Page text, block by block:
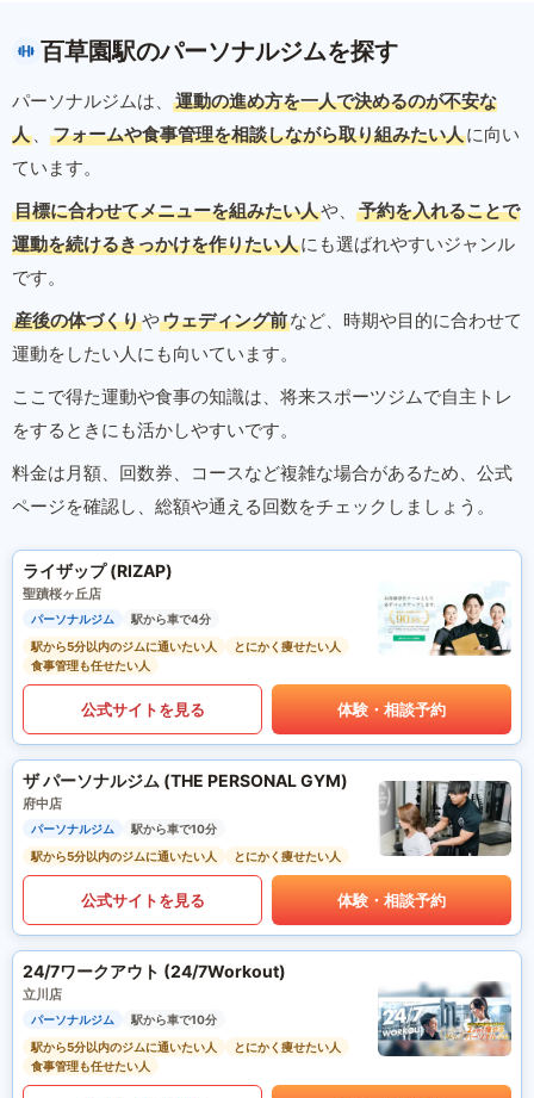
百草園駅のパーソナルジムを探す
パーソナルジムは、
運動の進め方を一人で決めるのが不安な
人 、 フォームや食事管理を相談しながら取り組みたい人に向い
ています。
目標に合わせてメニューを組みたい人や、
予約を入れることで
運動を続けるきっかけを作りたい人にも選ばれやすいジャンル
です。
産後の体づくりやウェディング前など、時期や目的に合わせて
運動をしたい人にも向いています。
ここで得た運動や食事の知識は、将来スポーツジムで自主トレ
をするときにも活かしやすいです。
料金は月額、回数券、コースなど複雑な場合があるため、公式
ページを確認し、総額や通える回数をチェックしましょう。
ライザップ (RIZAP)
聖蹟桜ヶ丘店
パーソナルジム
駅から車で4分
駅から5分以内のジムに通いたい人
とにかく痩せたい人
食事管理も任せたい人
公式サイトを見る 体験・相談予約
ザ パーソナルジム (THE PERSONAL GYM)
府中店
パーソナルジム
駅から車で10分
駅から5分以内のジムに通いたい人
とにかく痩せたい人
公式サイトを見る 体験・相談予約
24/7ワークアウト (24/7Workout)
立川店
パーソナルジム
駅から車で10分
駅から5分以内のジムに通いたい人
とにかく痩せたい人
食事管理も任せたい人